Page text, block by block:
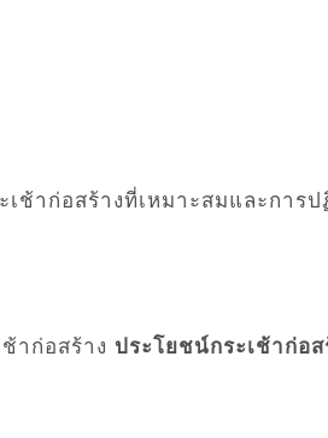
เช้าก่อสร้างที่เหมาะสมและการ
าก่อสร้าง ประโยชน์กระเช้าก่อส